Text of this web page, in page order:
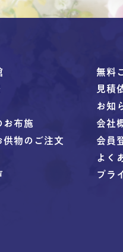
お布施
供物のご注文
無料
見積
お知
会社
会員
よく
プラ